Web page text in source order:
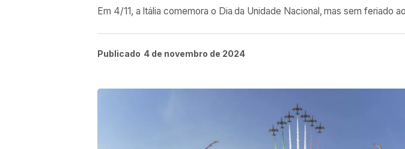
Em 4/11, a Itália comemora o Dia da Unidade Nacional, mas sem feriado
Publicado 4 de novembro de 2024